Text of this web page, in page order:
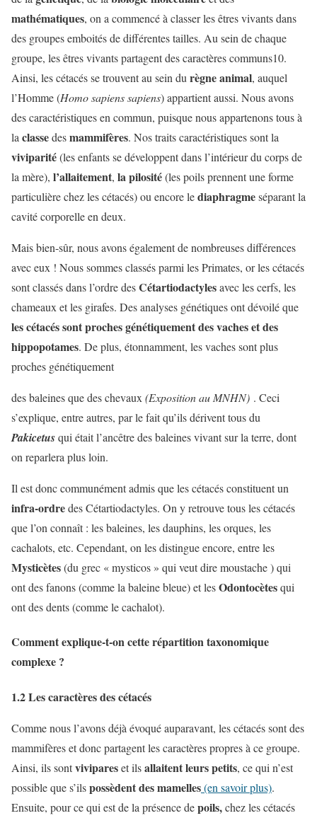
mathématiques, on a commencé à classer les êtres vivants dans
des groupes emboités de différentes tailles. Au sein de chaque
groupe, les êtres vivants partagent des caractères communs10.
Ainsi, les cétacés se trouvent au sein du règne animal, auquel
l’Homme (Homo sapiens sapiens) appartient aussi. Nous avons
des caractéristiques en commun, puisque nous appartenons tous à
la classedesmammifères. Nos traits caractéristiques sont la
viviparité(les enfants se développent dans l’intérieur du corps de
la mère), l’allaitement, la pilosité(les poils prennent une forme
particulière chez les cétacés) ou encore lediaphragmeséparant la
cavité corporelle en deux.
Mais bien-sûr, nous avons également de nombreuses différences
avec eux ! Nous sommes classés parmi les Primates, or les cétacés
sont classés dans l’ordre desCétartiodactylesavec les cerfs, les
chameaux et les girafes. Des analyses génétiques ont dévoilé que
les cétacés sont proches génétiquement des vaches et des
hippopotames. De plus, étonnamment, les vaches sont plus
proches génétiquement
des baleines que des chevaux (Exposition au MNHN) . Ceci
s’explique, entre autres, par le fait qu’ils dérivent tous du
Pakicetusqui était l’ancêtre des baleines vivant sur la terre, dont
on reparlera plus loin.
Il est donc communément admis que les cétacés constituent un
infra-ordredes Cétartiodactyles. On y retrouve tous les cétacés
que l’on connaît : les baleines, les dauphins, les orques, les
cachalots, etc. Cependant, on les distingue encore, entre les
Mysticètes(du grec « mysticos » qui veut dire moustache ) qui
ont des fanons (comme la baleine bleue) et lesOdontocètesqui
ont des dents (comme le cachalot).
Comment explique-t-on cette répartition taxonomique
complexe ?
1.2 Les caractères des cétacés
Comme nous l’avons déjà évoqué auparavant, les cétacés sont des
mammifères et donc partagent les caractères propres à ce groupe.
Ainsi, ils sontvivipareset ilsallaitent leurs petits, ce qui n’est
possible que s’ilspossèdent des mamelles(en savoir plus).
Ensuite, pour ce qui est de la présence depoils,chez les cétacés